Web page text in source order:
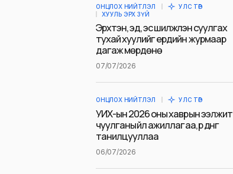
ОНЦЛОХ НИЙТЛЭЛ
УЛС ТӨР
ХУУЛЬ ЭРХ ЗҮЙ
Эрхтэн, эд, эс шилжүүлэн суулгах
тухай хуулийг ердийн журмаар
дагаж мөрдөнө
07/07/2026
ОНЦЛОХ НИЙТЛЭЛ УЛС ТӨР
УИХ-ын 2026 оны хаврын ээлжит
чуулганы үйл ажиллагаа, үр дүнг
танилцууллаа
06/07/2026